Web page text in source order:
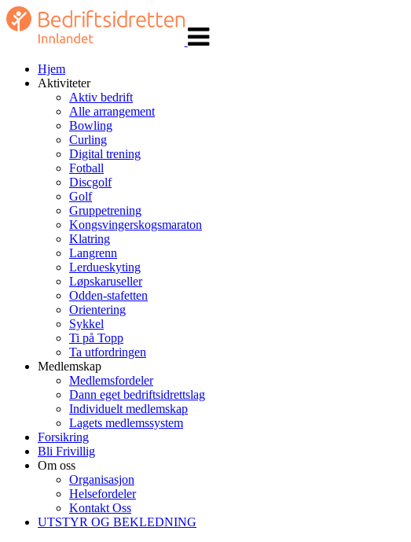
navigasjon
Hjem
Aktiviteter
Aktiv bedrift
Alle arrangement
Bowling
Curling
Digital trening
Fotball
Discgolf
Golf
Gruppetrening
Kongsvingerskogsmaraton
Klatring
Langrenn
Lerdueskyting
Løpskaruseller
Odden-stafetten
Orientering
Sykkel
Ti på Topp
Ta utfordringen
Medlemskap
Medlemsfordeler
Dann eget bedriftsidrettslag
Individuelt medlemskap
Lagets medlemssystem
Forsikring
Bli Frivillig
Om oss
Organisasjon
Helsefordeler
Kontakt Oss
UTSTYR OG BEKLEDNING